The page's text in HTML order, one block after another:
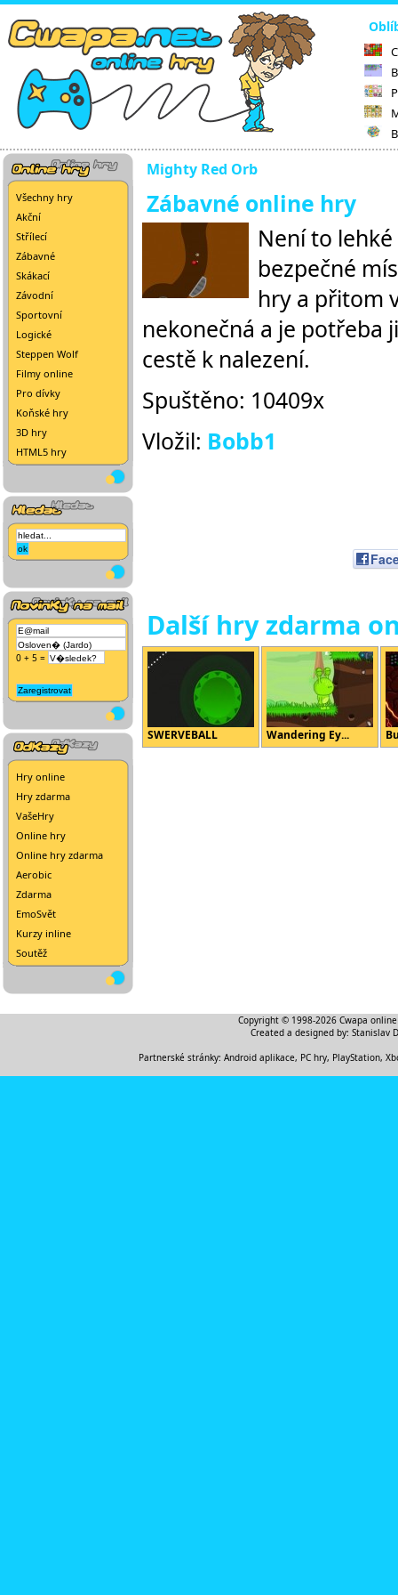
Všechny hry
Akční
Střílecí
Zábavné
Skákací
Závodní
Sportovní
Logické
Steppen Wolf
Filmy online
Pro dívky
Koňské hry
3D hry
HTML5 hry
0 + 5 =
Hry online
Hry zdarma
VašeHry
Online hry
Online hry zdarma
Aerobic
Zdarma
EmoSvět
Kurzy inline
Soutěž
Mighty Red Orb
Zábavné online hry
Není to
bezpečné
hry a přitom
nekonečná a je
cestě k nalezení.
Spuštěno: 10409x
Vložil: Bobb1
Další hry zdarma
SWERVEBALL Wandering Ey...
Copyright © 1998-2026 Cwapa
Created a designed by: Stanislav
Partnerské stránky: Android aplikace, PC hry, PlayStation,